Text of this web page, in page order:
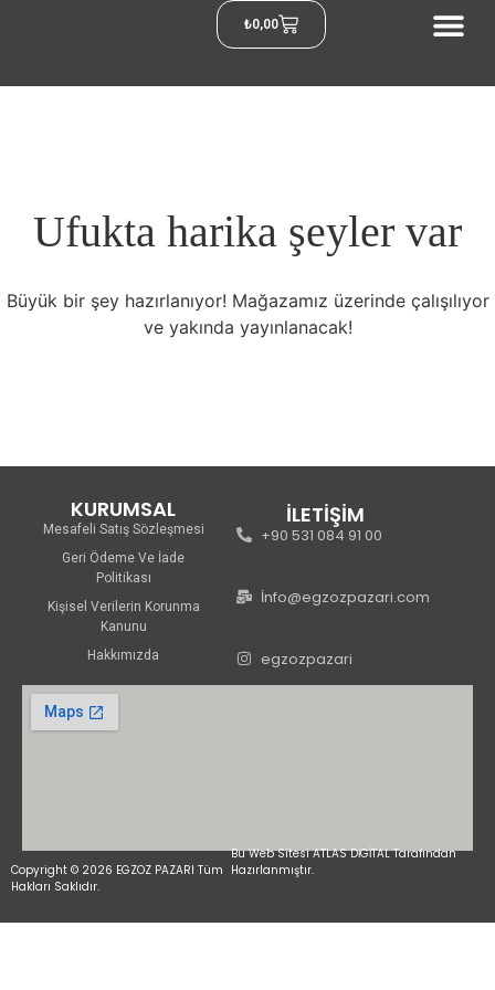
₺0,00
Ufukta harika şeyler var
Büyük bir şey hazırlanıyor! Mağazamız üzerinde çalışılıyor
ve yakında yayınlanacak!
KURUMSAL
Mesafeli Satış Sözleşmesi
Geri Ödeme Ve İade
Politikası
Kişisel Verilerin Korunma
Kanunu
Hakkımızda
İLETİŞİM
+90 531 084 91 00
İnfo@egzozpazari.com
egzozpazari
Copyright © 2026 EGZOZ PAZARI Tüm
Hakları Saklıdır.
Bu Web Sitesi ATLAS DİGİTAL Tarafından
Hazırlanmıştır.